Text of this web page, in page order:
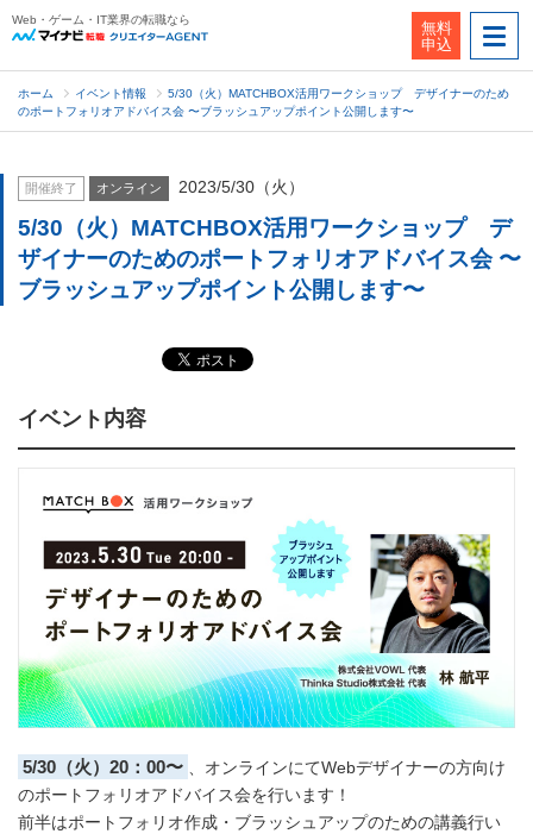
Web・ゲーム・IT業界の転職なら
無料
申込
ホーム イベント情報
5/30（火）MATCHBOX活用ワークショップ デザイナーのため
のポートフォリオアドバイス会 〜ブラッシュアップポイント公開します〜
開催終了 オンライン 2023/5/30（火）
5/30（火）MATCHBOX活用ワークショップ デ
ザイナーのためのポートフォリオアドバイス会 〜
ブラッシュアップポイント公開します〜
イベント内容
5/30（火）20：00〜 、オンラインにてWebデザイナーの方向け
のポートフォリオアドバイス会を行います！
前半はポートフォリオ作成・ブラッシュアップのための講義行い